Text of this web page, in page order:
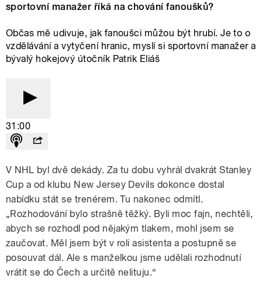
sportovní manažer říká na chování fanoušků?
Občas mě udivuje, jak fanoušci můžou být hrubí. Je to o
vzdělávání a vytyčení hranic, myslí si sportovní manažer a
bývalý hokejový útočník Patrik Eliáš
31:00
V NHL byl dvě dekády. Za tu dobu vyhrál dvakrát Stanley
Cup a od klubu New Jersey Devils dokonce dostal
nabídku stát se trenérem. Tu nakonec odmítl.
„Rozhodování bylo strašně těžký. Byli moc fajn, nechtěli,
abych se rozhodl pod nějakým tlakem, mohl jsem se
zaučovat. Měl jsem být v roli asistenta a postupně se
posouvat dál. Ale s manželkou jsme udělali rozhodnutí
vrátit se do Čech a určitě nelituju.“